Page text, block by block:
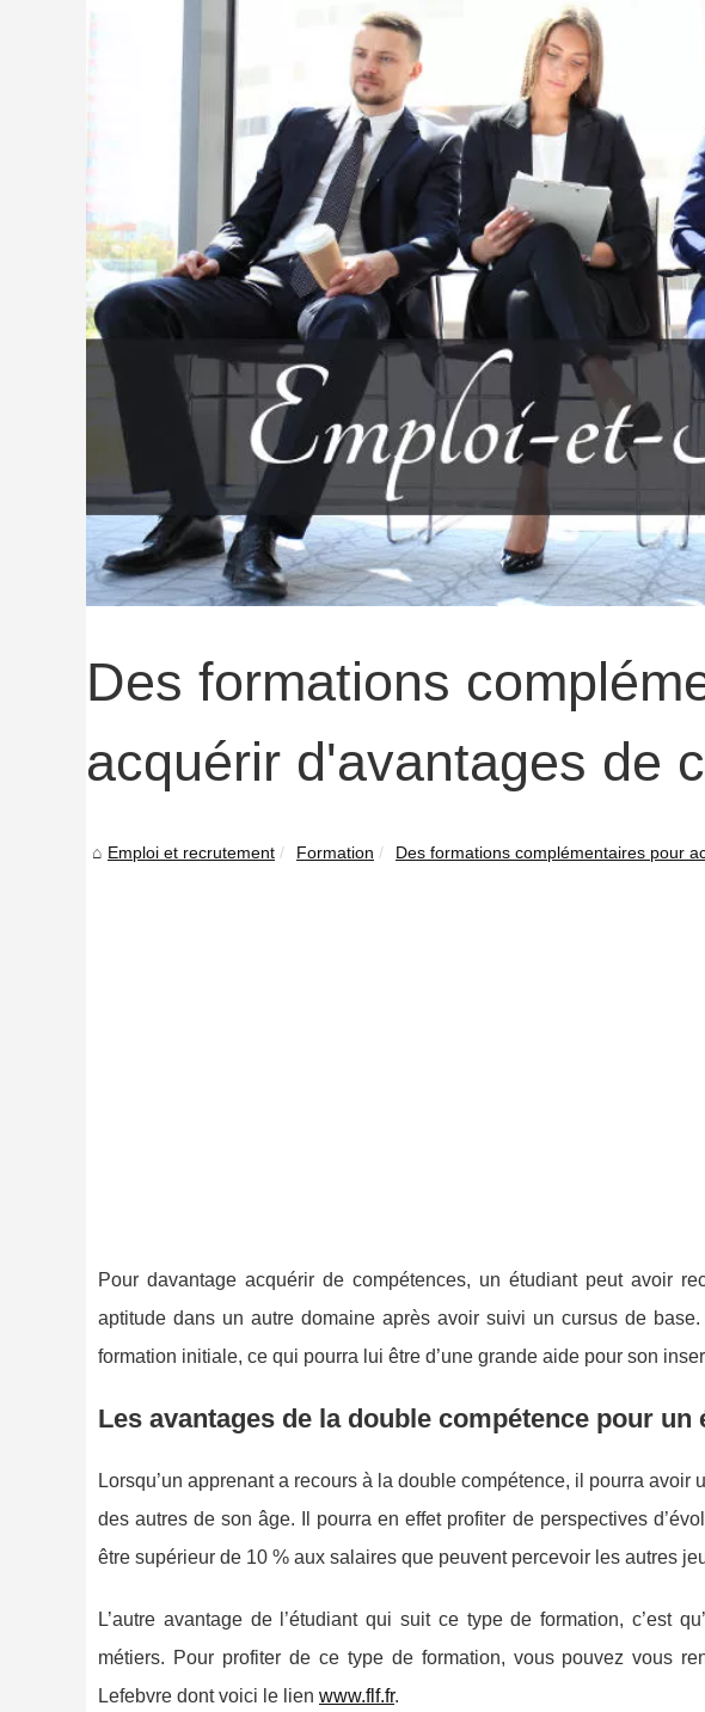
Des formations
acquérir d'avantages de
Emploi et recrutement Formation Des formations complémentaires pour
Pour davantage acquérir de compétences, un étudiant peut avoir
aptitude dans un autre domaine après avoir suivi un cursus de
formation initiale, ce qui pourra lui être d’une grande aide pour son
Les avantages de la double compétence pour un
Lorsqu’un apprenant a recours à la double compétence, il pourra
des autres de son âge. Il pourra en effet profiter de perspectives
être supérieur de 10 % aux salaires que peuvent percevoir les autres
L’autre avantage de l’étudiant qui suit ce type de formation, c’est
métiers. Pour profiter de ce type de formation, vous pouvez vous
Lefebvre dont voici le lien www.flf.fr.